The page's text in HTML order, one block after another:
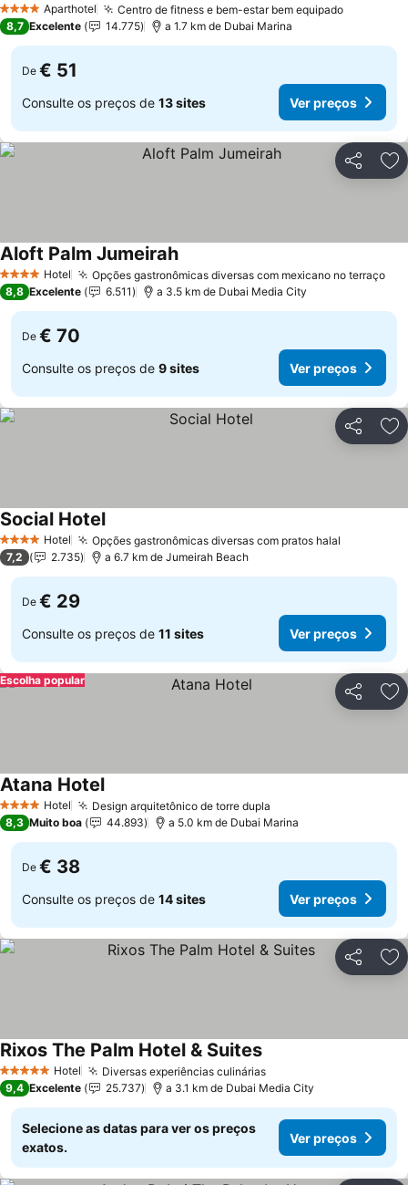
4 EstrelasAparthotel
Centro de fitness e bem-estar bem equipado
8,7 Excelente 14.775 a 1.7 km de Dubai Marina
De € 51
Consulte os preços de 13 sites Ver preços
Partilhar
4 EstrelasHotel Opções gastronômicas diversas com mexicano no terraço
Aloft Palm Jumeirah
8,8 Excelente 6.511 a 3.5 km de Dubai Media City
De € 70
Consulte os preços de 9 sites Ver preços
Partilhar
4 EstrelasHotel Opções gastronômicas diversas com pratos halal
Social Hotel
7,2 2.735 a 6.7 km de Jumeirah Beach
De € 29
Consulte os preços de 11 sites Ver preços
Partilhar
Escolha popular
4 EstrelasHotel Design arquitetônico de torre dupla
Atana Hotel
8,3 Muito boa 44.893 a 5.0 km de Dubai Marina
De € 38
Consulte os preços de 14 sites Ver preços
Partilhar
5 Estrelas Hotel Diversas experiências culinárias
Rixos The Palm Hotel & Suites
9,4 Excelente 25.737 a 3.1 km de Dubai Media City
Selecione as datas para ver os preços
exatos.
Ver preços